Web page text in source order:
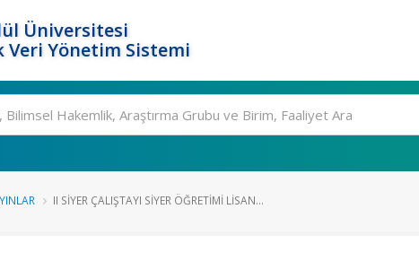
Üniversitesi
Veri Yönetim Sistemi
II SİYER ÇALIŞTAYI SİYER ÖĞRETİMİ LİSAN...